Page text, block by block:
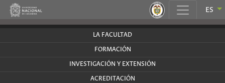
ES
LA FACULTAD
FORMACIÓN
INVESTIGACIÓN Y EXTENSIÓN
ACREDITACIÓN